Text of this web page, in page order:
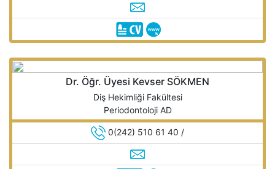
Dr. Öğr. Üyesi Kevser SÖKMEN
Diş Hekimliği Fakültesi
Periodontoloji AD
0(242) 510 61 40 /